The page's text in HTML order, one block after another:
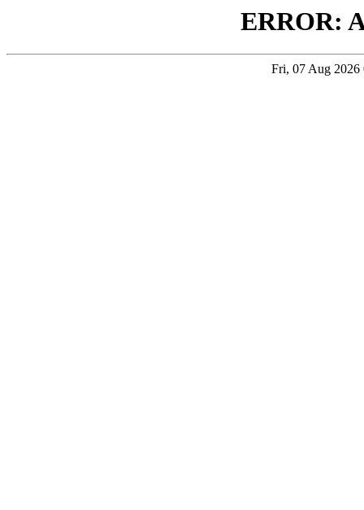
ERROR:
Fri, 07 Aug